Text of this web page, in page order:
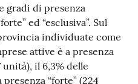
gradi di presenza
ed “esclusiva”. Sul
individuate come
attive è a presenza
unità), il 6,3% delle
“forte” (224